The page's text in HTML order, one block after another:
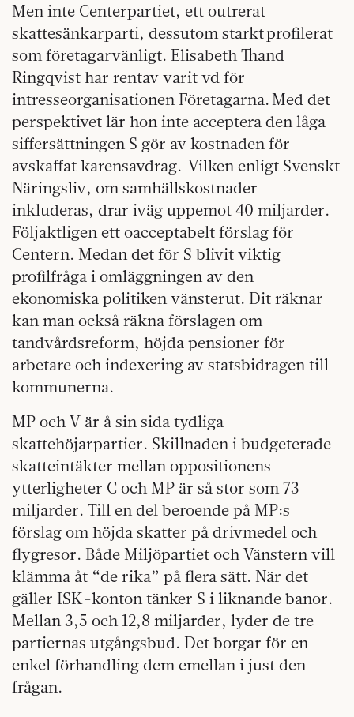
Men inte Centerpartiet, ett outrerat
skattesänkarparti, dessutom starkt profilerat
som företagarvänligt. Elisabeth Thand
Ringqvist har rentav varit vd för
intresseorganisationen Företagarna. Med det
perspektivet lär hon inte acceptera den låga
siffersättningen S gör av kostnaden för
avskaffat karensavdrag. Vilken enligt Svenskt
Näringsliv, om samhällskostnader
inkluderas, drar iväg uppemot 40 miljarder.
Följaktligen ett oacceptabelt förslag för
Centern. Medan det för S blivit viktig
profilfråga i omläggningen av den
ekonomiska politiken vänsterut. Dit räknar
kan man också räkna förslagen om
tandvårdsreform, höjda pensioner för
arbetare och indexering av statsbidragen till
kommunerna.
MP och V är å sin sida tydliga
skattehöjarpartier. Skillnaden i budgeterade
skatteintäkter mellan oppositionens
ytterligheter C och MP är så stor som 73
miljarder. Till en del beroende på MP:s
förslag om höjda skatter på drivmedel och
flygresor. Både Miljöpartiet och Vänstern vill
klämma åt “de rika” på flera sätt. När det
gäller ISK-konton tänker S i liknande banor.
Mellan 3,5 och 12,8 miljarder, lyder de tre
partiernas utgångsbud. Det borgar för en
enkel förhandling dem emellan i just den
frågan.